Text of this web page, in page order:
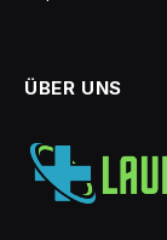
ÜBER UNS